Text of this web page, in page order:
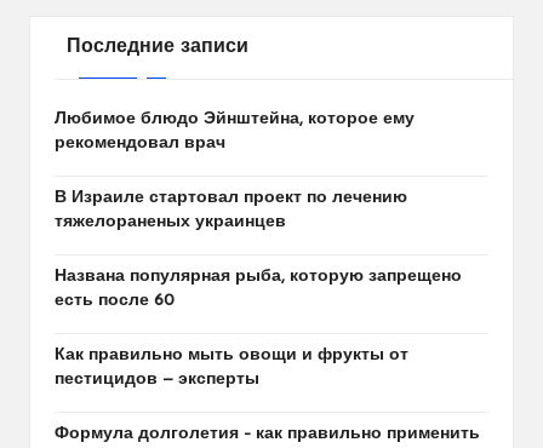
Последние записи
Любимое блюдо Эйнштейна, которое ему
рекомендовал врач
В Израиле стартовал проект по лечению
тяжелораненых украинцев
Названа популярная рыба, которую запрещено
есть после 60
Как правильно мыть овощи и фрукты от
пестицидов — эксперты
Формула долголетия – как правильно применить